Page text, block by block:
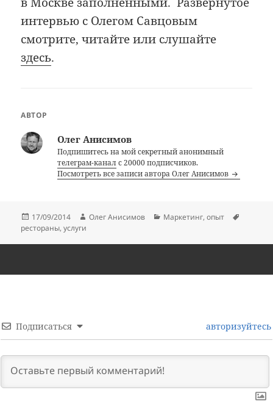
интервью с Олегом Савцовым
смотрите, читайте или слушайте
здесь.
АВТОР
Олег Анисимов
Подпишитесь на мой секретный анонимный
телеграм-каналс 20000 подписчиков.
Посмотреть все записи автора Олег Анисимов
Опубликовано
17/09/2014 Автор
Олег Анисимов Рубрики
Маркетинг,опыт
рестораны,услуги
Подписаться авторизуйтесь